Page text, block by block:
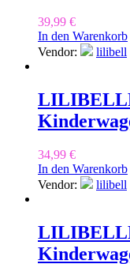
39,99 €
In den Warenkorb
Vendor:
lilibell
LILIBELL
34,99 €
In den Warenkorb
Vendor:
lilibell
LILIBELL